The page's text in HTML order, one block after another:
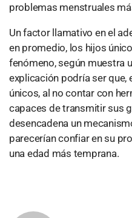
problemas menstruales
Un factor llamativo en el
en promedio, los hijos
fenómeno, según muestra
explicación podría ser que,
únicos, al no contar con
capaces de transmitir sus
desencadena un
parecerían confiar en su
una edad más temprana.